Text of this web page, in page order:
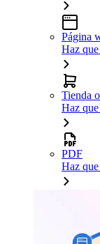
Página
Haz
Tienda
Haz
PDF
Haz